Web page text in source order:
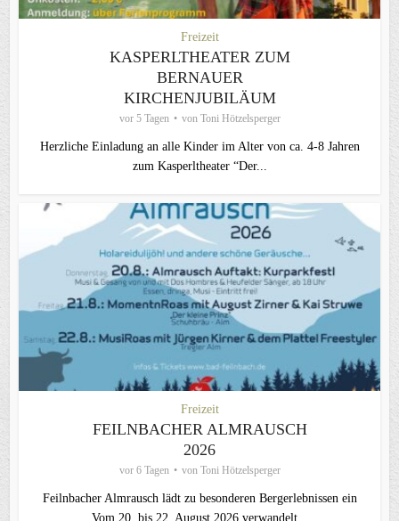
Freizeit
KASPERLTHEATER ZUM
BERNAUER
KIRCHENJUBILÄUM
vor 5 Tagen von Toni Hötzelsperger
Herzliche Einladung an alle Kinder im Alter von ca. 4-8 Jahren
zum Kasperltheater “Der...
Freizeit
FEILNBACHER ALMRAUSCH
2026
vor 6 Tagen von Toni Hötzelsperger
Feilnbacher Almrausch lädt zu besonderen Bergerlebnissen ein
Vom 20. bis 22. August 2026 verwandelt...